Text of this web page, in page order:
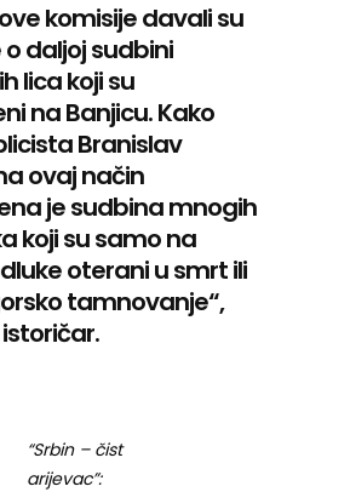
komisije davali su
daljoj sudbini
lica koji su
na Banjicu. Kako
Branislav
ovaj način
je sudbina mnogih
koji su samo na
oterani u smrt ili
tamnovanje“,
“Srbin – čist
arijevac”: